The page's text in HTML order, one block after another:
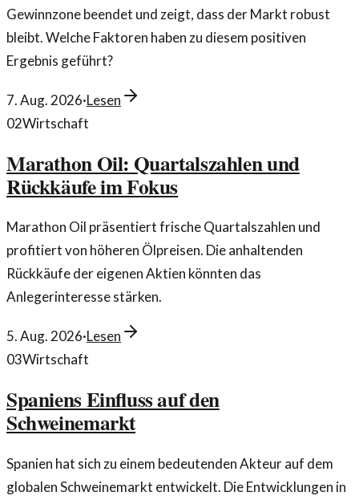
Gewinnzone beendet und zeigt, dass der Markt robust
bleibt. Welche Faktoren haben zu diesem positiven
Ergebnis geführt?
7. Aug. 2026·Lesen
02Wirtschaft
Marathon Oil: Quartalszahlen und
Rückkäufe im Fokus
Marathon Oil präsentiert frische Quartalszahlen und
profitiert von höheren Ölpreisen. Die anhaltenden
Rückkäufe der eigenen Aktien könnten das
Anlegerinteresse stärken.
5. Aug. 2026·Lesen
03Wirtschaft
Spaniens Einfluss auf den
Schweinemarkt
Spanien hat sich zu einem bedeutenden Akteur auf dem
globalen Schweinemarkt entwickelt. Die Entwicklungen in